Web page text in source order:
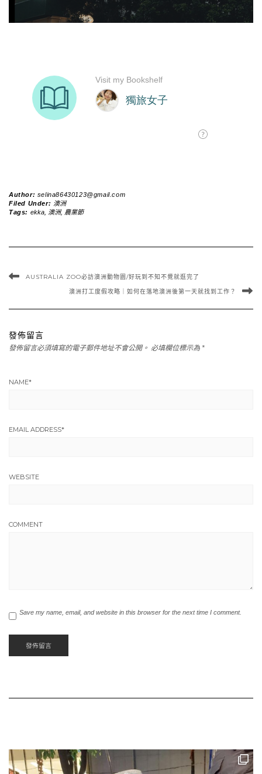
Author: selina86430123@gmail.com
Filed Under: 澳洲
Tags: ekka, 澳洲, 農業節
AUSTRALIA ZOO必訪澳洲動物園/好玩到不知不覺就逛完了
澳洲打工度假攻略｜如何在落地澳洲後第一天就找到工作？
發佈留言
發佈留言必須填寫的電子郵件地址不會公開。 必填欄位標示為 *
NAME*
EMAIL ADDRESS*
WEBSITE
COMMENT
Save my name, email, and website in this browser for the next time I comment.